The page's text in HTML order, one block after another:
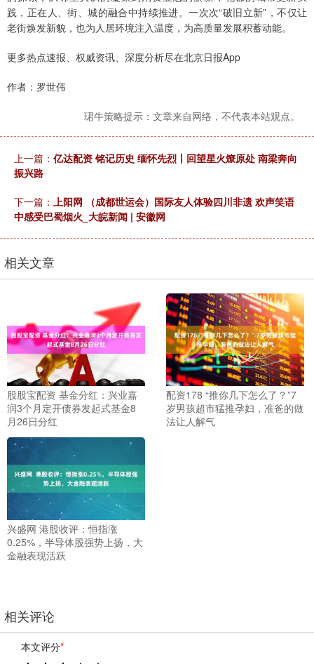
践，正在人、街、城的融合中持续推进。一次次“破旧立新”，不仅让
老街焕发新貌，也为人居环境注入温度，为高质量发展积蓄动能。
更多热点速报、权威资讯、深度分析尽在北京日报App
作者：罗世伟
珺牛策略提示：文章来自网络，不代表本站观点。
上一篇： 亿达配资 铭记历史 缅怀先烈丨回望星火燎原处 南梁奔向
振兴路
下一篇： 上阳网 （成都世运会）国际友人体验四川非遗 欢声笑语
中感受巴蜀烟火_大皖新闻 | 安徽网
相关文章
股股宝配资 基金分红：兴业嘉
润3个月定开债券发起式基金8
月26日分红
配资178 “推你几下怎么了？”7
岁男孩超市猛推孕妇，准爸的做
法让人解气
兴盛网 港股收评：恒指涨
0.25%，半导体股强势上扬，大
金融表现活跃
相关评论
本文评分*